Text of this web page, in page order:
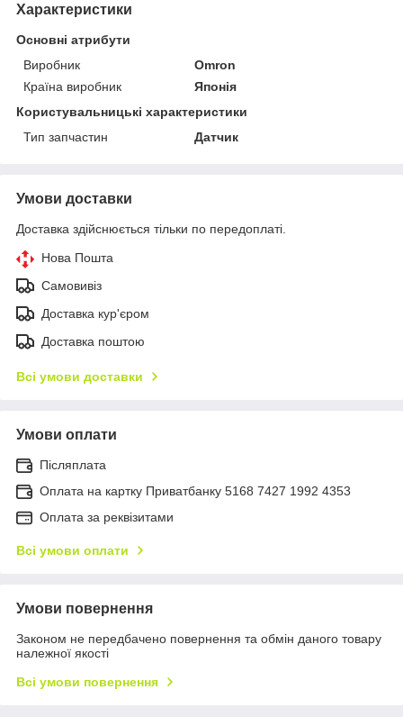
Характеристики
Основні атрибути
Виробник
Omron
Країна виробник
Японія
Користувальницькі характеристики
Тип запчастин
Датчик
Умови доставки
Доставка здійснюється тільки по передоплаті.
Нова Пошта
Самовивіз
Доставка кур'єром
Доставка поштою
Всі умови доставки
Умови оплати
Післяплата
Оплата на картку Приватбанку 5168 7427 1992 4353
Оплата за реквізитами
Всі умови оплати
Умови повернення
Законом не передбачено повернення та обмін даного товару
належної якості
Всі умови повернення